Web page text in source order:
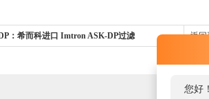
您好
：希而科进口 Imtron ASK-DP过滤 返回